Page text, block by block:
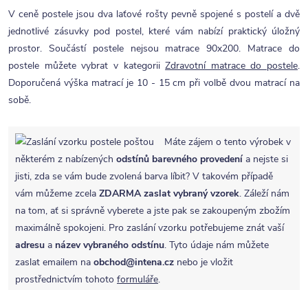
V ceně postele jsou dva laťové rošty pevně spojené s postelí a dvě
jednotlivé zásuvky pod postel, které vám nabízí praktický úložný
prostor. Součástí postele nejsou matrace 90x200. Matrace do
postele můžete vybrat v kategoriiZdravotní matrace do postele.
Doporučená výška matrací je 10 - 15 cm při volbě dvou matrací na
sobě.
Máte zájem o tento výrobek v
některém z nabízených odstínů barevného provedení a nejste si
jisti, zda se vám bude zvolená barva líbit? V takovém případě
vám můžeme zcela ZDARMA zaslat vybraný vzorek. Záleží nám
na tom, ať si správně vyberete a jste pak se zakoupeným zbožím
maximálně spokojeni. Pro zaslání vzorku potřebujeme znát vaší
adresu a název vybraného odstínu. Tyto údaje nám můžete
zaslat emailem na obchod@intena.cz nebo je vložit
prostřednictvím tohoto formuláře.